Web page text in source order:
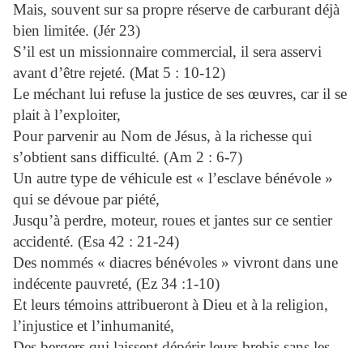
Mais, souvent sur sa propre réserve de carburant déjà
bien limitée. (Jér 23)
S’il est un missionnaire commercial, il sera asservi
avant d’être rejeté. (Mat 5 : 10-12)
Le méchant lui refuse la justice de ses œuvres, car il se
plait à l’exploiter,
Pour parvenir au Nom de Jésus, à la richesse qui
s’obtient sans difficulté. (Am 2 : 6-7)
Un autre type de véhicule est « l’esclave bénévole »
qui se dévoue par piété,
Jusqu’à perdre, moteur, roues et jantes sur ce sentier
accidenté. (Esa 42 : 21-24)
Des nommés « diacres bénévoles » vivront dans une
indécente pauvreté, (Ez 34 :1-10)
Et leurs témoins attribueront à Dieu et à la religion,
l’injustice et l’inhumanité,